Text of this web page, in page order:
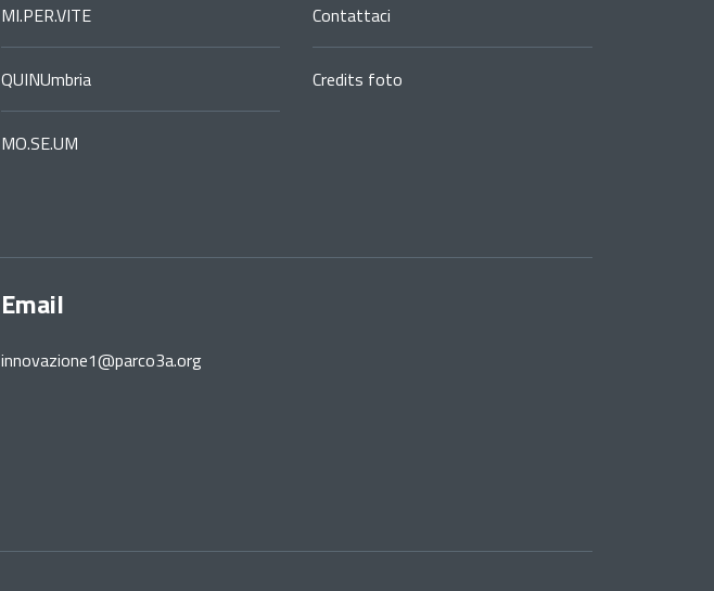
MI.PER.VITE
QUINUmbria
MO.SE.UM
Contattaci
Credits foto
Email
innovazione1@parco3a.org